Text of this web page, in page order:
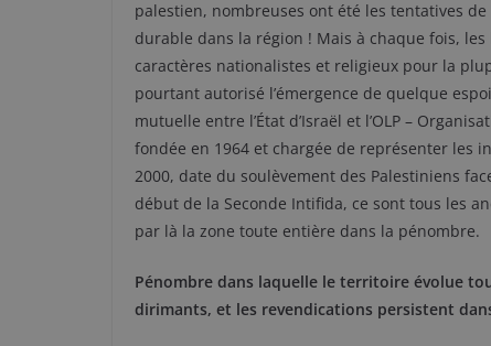
palestien, nombreuses ont été les tentatives
durable dans la région ! Mais à chaque fois,
caractères nationalistes et religieux pour la
pourtant autorisé l’émergence de quelque
mutuelle entre l’État d’Israël et l’OLP –
fondée en 1964 et chargée de représenter les
2000, date du soulèvement des Palestiniens
début de la Seconde Intifida, ce sont tous les
par là la zone toute entière dans la pénombre.
Pénombre dans laquelle le territoire évolue
dirimants, et les revendications persistent